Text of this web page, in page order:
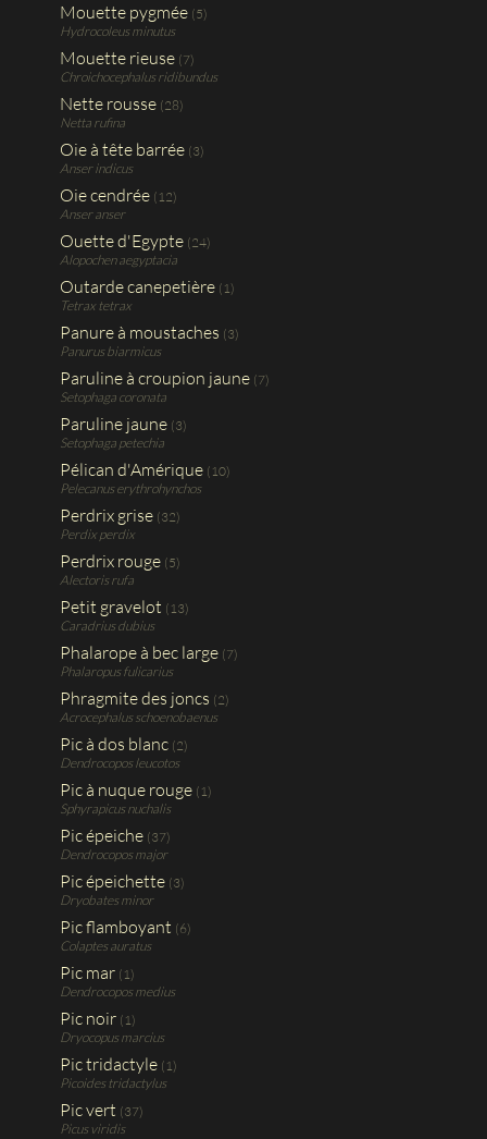
Mouette pygmée (5)
Hydrocoleus minutus
Mouette rieuse (7)
Chroichocephalus ridibundus
Nette rousse (28)
Netta rufina
Oie à tête barrée (3)
Anser indicus
Oie cendrée (12)
Anser anser
Ouette d'Egypte (24)
Alopochen aegyptacia
Outarde canepetière (1)
Tetrax tetrax
Panure à moustaches (3)
Panurus biarmicus
Paruline à croupion jaune (7)
Setophaga coronata
Paruline jaune (3)
Setophaga petechia
Pélican d'Amérique (10)
Pelecanus erythrohynchos
Perdrix grise (32)
Perdix perdix
Perdrix rouge (5)
Alectoris rufa
Petit gravelot (13)
Caradrius dubius
Phalarope à bec large (7)
Phalaropus fulicarius
Phragmite des joncs (2)
Acrocephalus schoenobaenus
Pic à dos blanc (2)
Dendrocopos leucotos
Pic à nuque rouge (1)
Sphyrapicus nuchalis
Pic épeiche (37)
Dendrocopos major
Pic épeichette (3)
Dryobates minor
Pic flamboyant (6)
Colaptes auratus
Pic mar (1)
Dendrocopos medius
Pic noir (1)
Dryocopus marcius
Pic tridactyle (1)
Picoides tridactylus
Pic vert (37)
Picus viridis